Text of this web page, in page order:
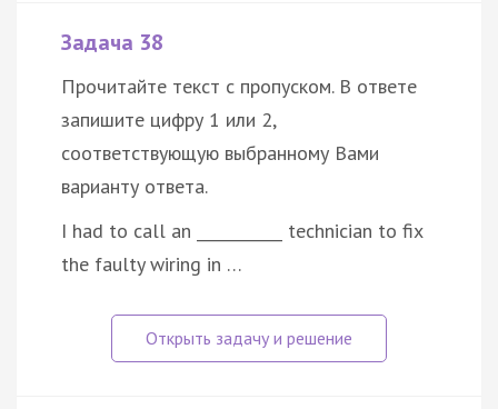
Задача 38
Прочитайте текст с пропуском. В ответе
запишите цифру 1 или 2,
соответствующую выбранному Вами
варианту ответа.
I had to call an ___________ technician to fix
the faulty wiring in …